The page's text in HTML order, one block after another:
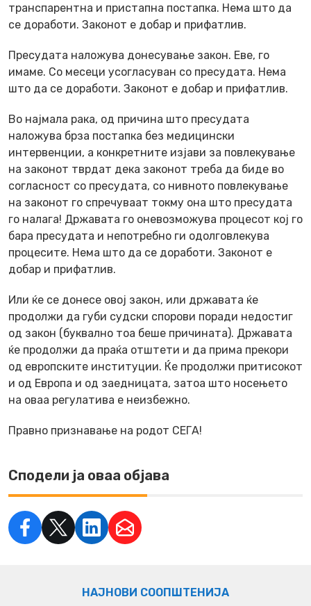
транспарентна и пристапна постапка. Нема што да
се доработи. Законот е добар и прифатлив.
Пресудата наложува донесување закон. Еве, го
имаме. Со месеци усогласуван со пресудата. Нема
што да се доработи. Законот е добар и прифатлив.
Во најмала рака, од причина што пресудата
наложува брза постапка без медицински
интервенции, а конкретните изјави за повлекување
на законот тврдат дека законот треба да биде во
согласност со пресудата, со нивното повлекување
на законот го спречуваат токму она што пресудата
го налага! Државата го оневозможува процесот кој го
бара пресудата и непотребно ги одолговлекува
процесите. Нема што да се доработи. Законот е
добар и прифатлив.
Или ќе се донесе овој закон, или државата ќе
продолжи да губи судски спорови поради недостиг
од закон (буквално тоа беше причината). Државата
ќе продолжи да праќа отштети и да прима прекори
од европските институции. Ќе продолжи притисокот
и од Европа и од заедницата, затоа што носењето
на оваа регулатива е неизбежно.
Правно признавање на родот СЕГА!
Сподели ја оваа објава
НАЈНОВИ СООПШТЕНИЈА